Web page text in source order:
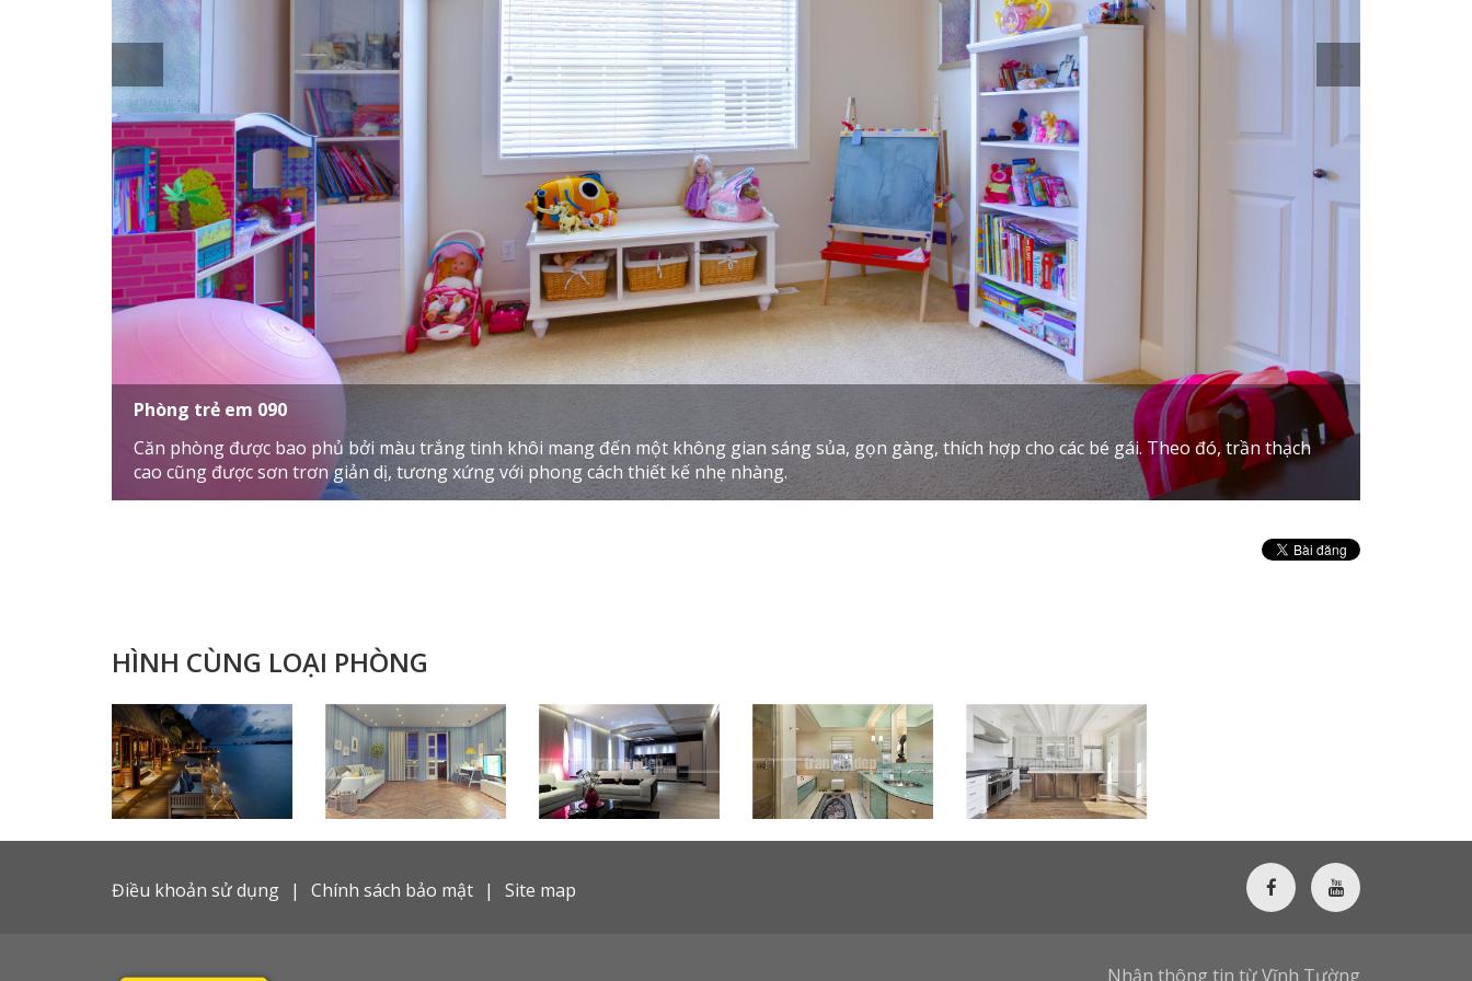
Phòng trẻ em 090
Căn phòng được bao phủ bởi màu trắng tinh khôi mang đến một không gian sáng sủa, gọn gàng, thích hợp cho các bé gái. Theo đó, trần thạch
cao cũng được sơn trơn giản dị, tương xứng với phong cách thiết kế nhẹ nhàng.
HÌNH CÙNG LOẠI PHÒNG
Điều khoản sử dụng Chính sách bảo mật Site map
Nhận thông tin từ Vĩnh Tường